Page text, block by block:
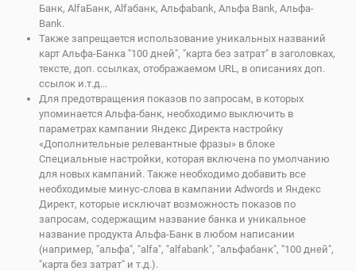
Банк, AlfaБанк, Alfaбанк, Альфаbank, Альфа Bank, Альфа-
Bank.
Также запрещается использование уникальных названий
карт Альфа-Банка "100 дней", "карта без затрат" в заголовках,
тексте, доп. ссылках, отображаемом URL, в описаниях доп.
ссылок и.т.д...
Для предотвращения показов по запросам, в которых
упоминается Альфа-банк, необходимо выключить в
параметрах кампании Яндекс Директа настройку
«Дополнительные релевантные фразы» в блоке
Специальные настройки, которая включена по умолчанию
для новых кампаний. Также необходимо добавить все
необходимые минус-слова в кампании Adwords и Яндекс
Директ, которые исключат возможность показов по
запросам, содержащим название банка и уникальное
название продукта Альфа-Банк в любом написании
(например, "альфа", "alfa", "alfabank", "альфабанк", "100 дней",
"карта без затрат" и т.д.).